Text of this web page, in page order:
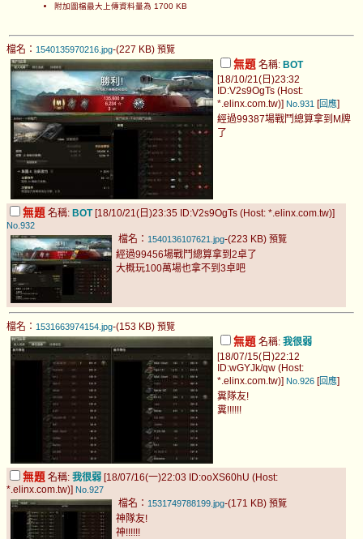
附加圖檔最大上傳資料量為 1700 KB
檔名： 1540135970216.jpg-(227 KB) 預覽
無題 名稱: BOT
[18/10/21(日)23:32
ID:V2s9OgTs (Host:
*.elinx.com.tw)] No.931 [回應]
經過99387場戰鬥總算拿到M牌
了
無題 名稱: BOT[18/10/21(日)23:35 ID:V2s9OgTs (Host: *.elinx.com.tw)]
No.932
檔名： 1540136107621.jpg-(223 KB) 預覽
經過99456場戰鬥總算拿到2卓了
大概玩100萬場也拿不到3卓吧
檔名： 1531663974154.jpg-(153 KB) 預覽
無題 名稱: 我很弱
[18/07/15(日)22:12
ID:wGYJk/qw (Host:
*.elinx.com.tw)] No.926 [回應]
糞隊友!
糞!!!!!!
無題 名稱: 我很弱 [18/07/16(一)22:03 ID:ooXS60hU (Host:
*.elinx.com.tw)] No.927
檔名： 1531749788199.jpg-(171 KB) 預覽
神隊友!
神!!!!!!